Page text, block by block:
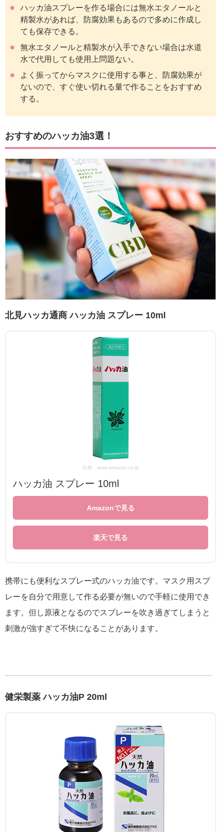
ハッカ油スプレーを作る場合には無水エタノールと
精製水があれば、防腐効果もあるので多めに作成し
ても保存できる。
無水エタノールと精製水が入手できない場合は水道
水で代用しても使用上問題ない。
よく振ってからマスクに使用する事と、防腐効果が
ないので、すぐ使い切れる量で作ることをおすすめ
する。
おすすめのハッカ油3選！
北見ハッカ通商 ハッカ油 スプレー 10ml
出典：www.amazon.co.jp
ハッカ油 スプレー 10ml
Amazonで見る
楽天で見る
携帯にも便利なスプレー式のハッカ油です。マスク用スプ
レーを自分で用意して作る必要が無いので手軽に使用でき
ます。但し原液となるのでスプレーを吹き過ぎてしまうと
刺激が強すぎて不快になることがあります。
健栄製薬 ハッカ油P 20ml